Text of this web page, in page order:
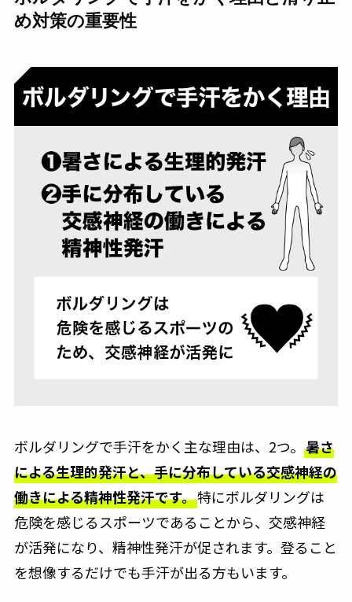
め対策の重要性
ボルダリングで手汗をかく主な理由は、2つ。 暑さ
による生理的発汗と、手に分布している交感神経の
働きによる精神性発汗です。特にボルダリングは
危険を感じるスポーツであることから、交感神経
が活発になり、精神性発汗が促されます。登ること
を想像するだけでも手汗が出る方もいます。